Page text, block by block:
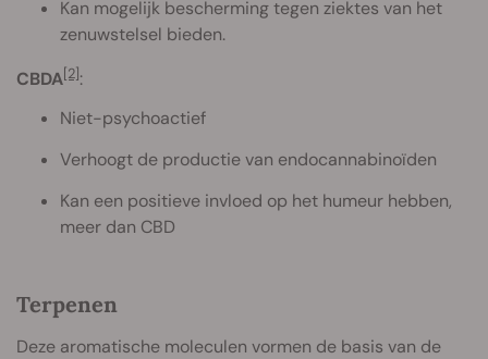
Kan mogelijk bescherming tegen ziektes van het
zenuwstelsel bieden.
CBDA[2]:
Niet-psychoactief
Verhoogt de productie van endocannabinoïden
Kan een positieve invloed op het humeur hebben,
meer dan CBD
Terpenen
Deze aromatische moleculen vormen de basis van de